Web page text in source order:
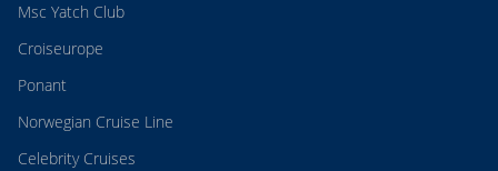
Msc Yatch Club
Croiseurope
Ponant
Norwegian Cruise Line
Celebrity Cruises